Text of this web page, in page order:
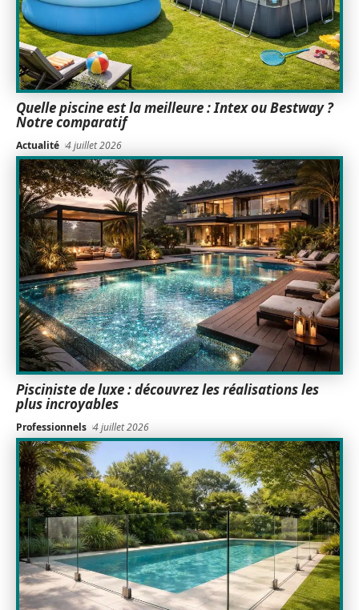
Quelle piscine est la meilleure : Intex ou Bestway ?
Notre comparatif
Actualité 4 juillet 2026
Pisciniste de luxe : découvrez les réalisations les
plus incroyables
Professionnels 4 juillet 2026